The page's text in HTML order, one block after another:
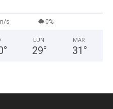
s 0%
°
LUN
29°
MAR
31 °